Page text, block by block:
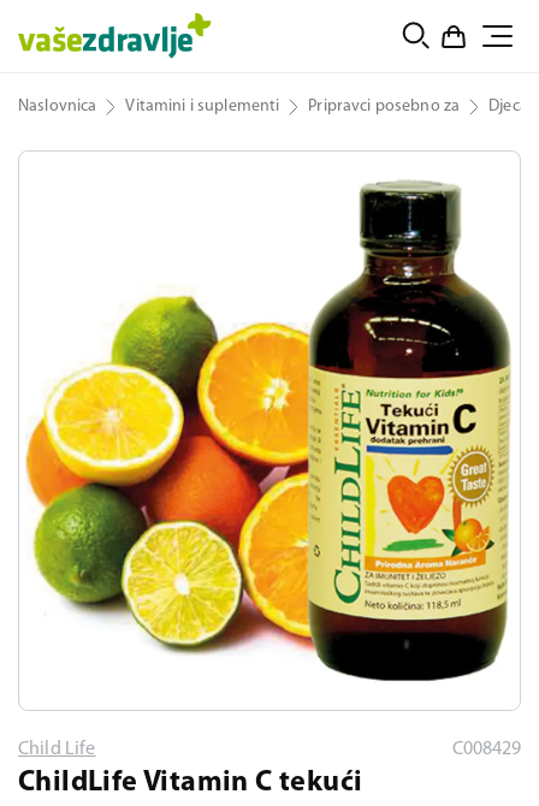
Naslovnica Vitamini i suplementi Pripravci posebno za Djeca
Child Life C008429
ChildLife Vitamin C tekući